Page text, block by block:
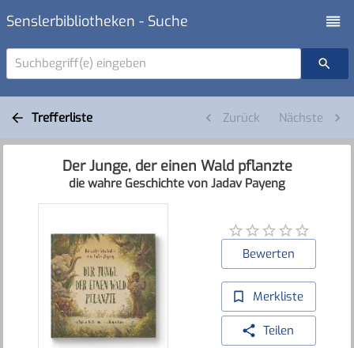
Senslerbibliotheken - Suche
Suchbegriff(e) eingeben
Trefferliste Zurück Nächste
Der Junge, der einen Wald pflanzte
die wahre Geschichte von Jadav Payeng
Bewerten
Merkliste
Teilen